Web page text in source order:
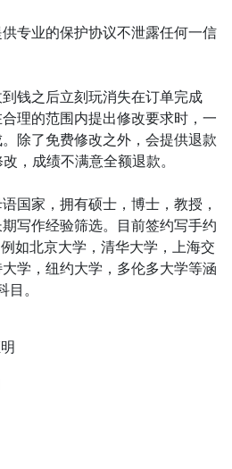
专业的保护协议不泄露任何一信
钱之后立刻玩消失在订单完成
理的范围内提出修改要求时，一
除了免费修改之外，会提供退款
，成绩不满意全额退款。
国家，拥有硕士，博士，教授，
写作经验筛选。目前签约写手约
如北京大学，清华大学，上海交
学，纽约大学，多伦多大学等涵
。